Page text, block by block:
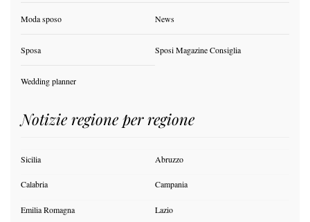
Moda sposo News
Sposa Sposi Magazine Consiglia
Wedding planner
Notizie regione per regione
Sicilia Abruzzo
Calabria Campania
Emilia Romagna Lazio